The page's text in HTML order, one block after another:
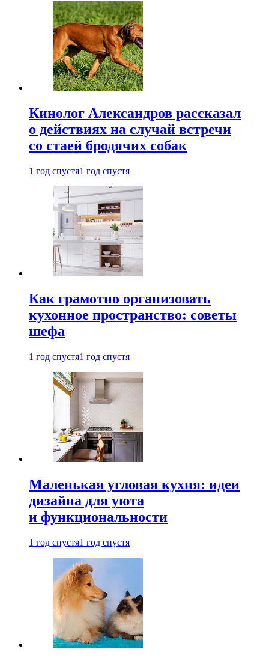
Кинолог Александров рассказал
о действиях на случай встречи
со стаей бродячих собак
1 год спустя1 год спустя
Как грамотно организовать
кухонное пространство: советы
шефа
1 год спустя1 год спустя
Маленькая угловая кухня: идеи
дизайна для уюта
и функциональности
1 год спустя1 год спустя